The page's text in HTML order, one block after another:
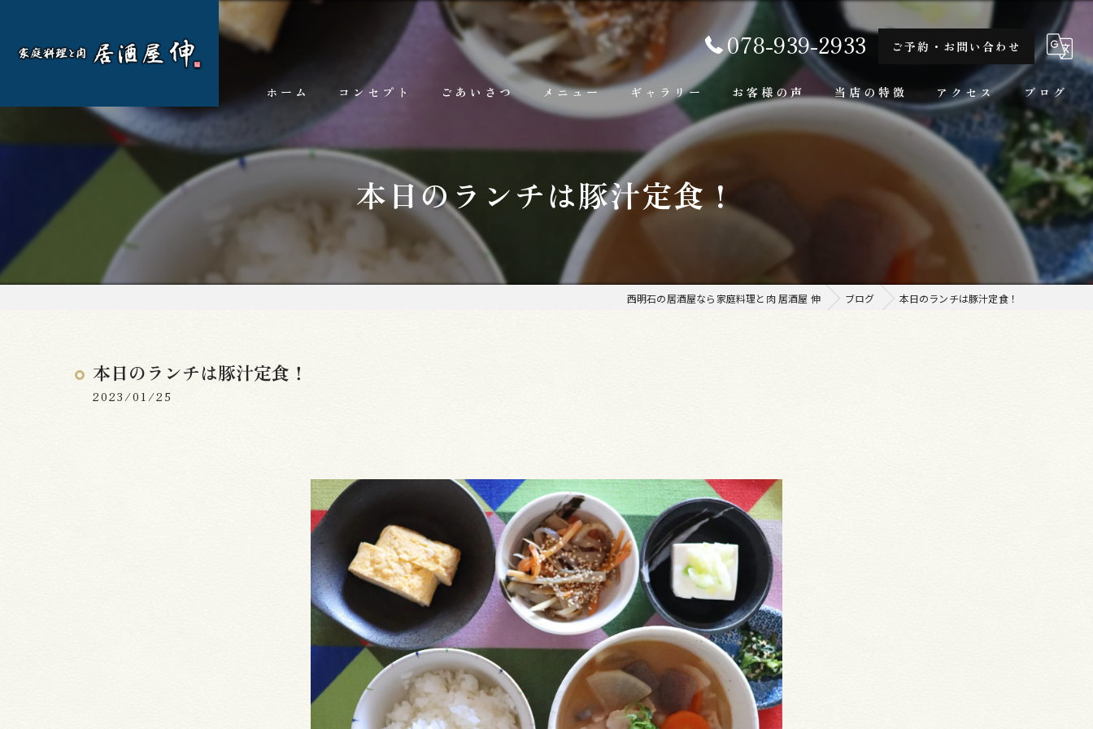
078-939-2933 ご予約・お問い合わせ
ホーム コンセプト ごあいさつ メニュー
ランチ
お料理
お飲み物
ギャラリー お客様の声 当店の特徴
隠れ家
牛肉
アクセス ブログ
本日のランチは豚汁定食！
西明石の居酒屋なら家庭料理と肉 居酒屋 伸 ブログ 本日のランチは豚汁定食！
本日のランチは豚汁定食！
2023/01/25